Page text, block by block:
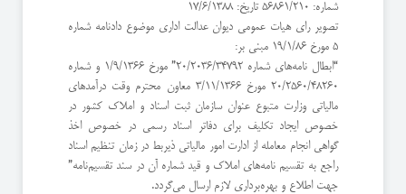
شماره: 56861/210 تاریخ: 17/6/1388
تصویر رای هیات عمومی دیوان عدالت اداری موضوع دادنامه شماره
5 مورخ 19/1/86 مبنی بر:
“‌ابطال نامه‌های شماره 20/2036/34792” مورخ 1/9/1366 و شماره
20/2560/48260 مورخ 3/11/1366 معاون محترم وقت درآمدهای
مالیاتی وزارت متبوع عنوان سازمان ثبت اسناد و املاک کشور در
خصوص ایجاد تکلیف برای دفاتر اسناد رسمی در خصوص اخذ
گواهی انجام معامله از ادارت امور مالیاتی ذیربط در زمان تنظیم اسناد
راجع به تقسیم نامه‌های املاک و قید شماره آن در سند تقسیم‌نامه”
جهت اطلاع و بهره‌برداری لازم ارسال می‌گردد.